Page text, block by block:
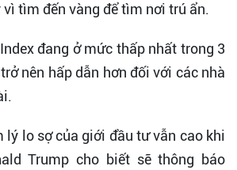
tìm đến vàng để tìm nơi trú ẩn.
đang ở mức thấp nhất trong 3
nên hấp dẫn hơn đối với các nhà
lý lo sợ của giới đầu tư vẫn cao khi
Trump cho biết sẽ thông báo